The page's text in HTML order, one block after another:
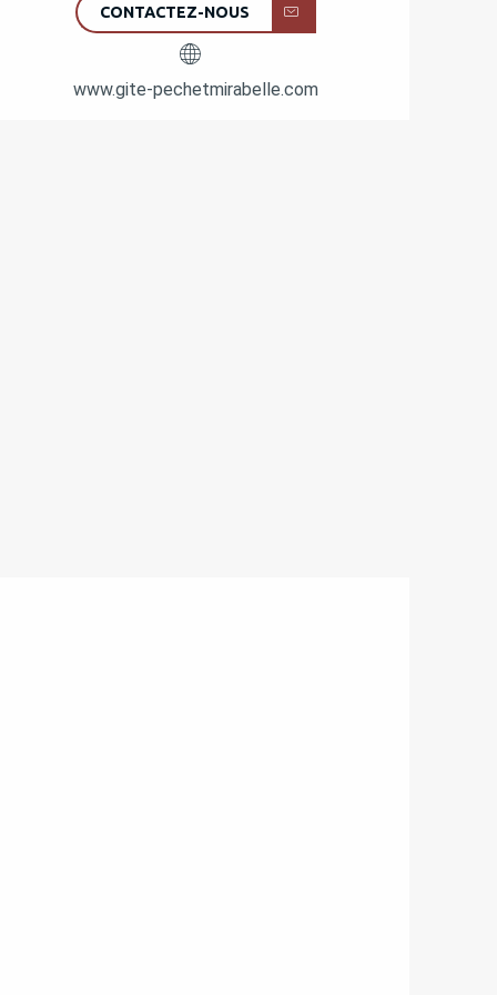
CONTACTEZ-NOUS
www.gite-pechetmirabelle.com